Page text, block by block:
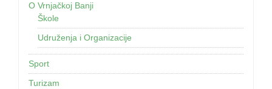
O Vrnjačkoj Banji
Škole
Udruženja i Organizacije
Sport
Turizam